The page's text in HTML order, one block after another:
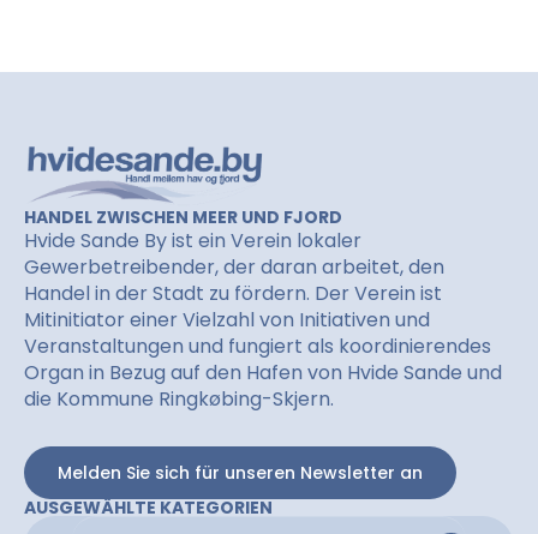
HANDEL ZWISCHEN MEER UND FJORD
Hvide Sande By ist ein Verein lokaler
Gewerbetreibender, der daran arbeitet, den
Handel in der Stadt zu fördern. Der Verein ist
Mitinitiator einer Vielzahl von Initiativen und
Veranstaltungen und fungiert als koordinierendes
Organ in Bezug auf den Hafen von Hvide Sande und
die Kommune Ringkøbing-Skjern.
Melden Sie sich für unseren Newsletter an
AUSGEWÄHLTE KATEGORIEN